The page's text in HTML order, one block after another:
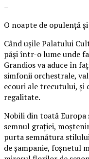
–
O noapte de opulență
Când ușile Palatului
păși într-o lume unde
Grandios va aduce în
simfonii orchestrale,
ecouri ale trecutului, și
regalitate.
Nobili din toată Europa
semnul grației,
purta semnătura
de șampanie, foșnetul